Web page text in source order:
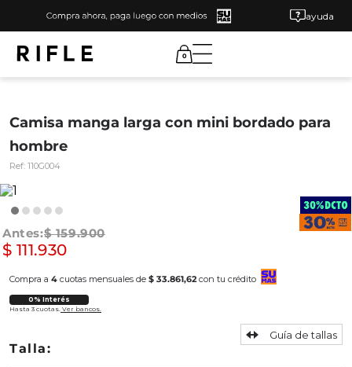
ayuda
0
Camisa manga larga con mini bordado para
hombre
Ref: 110G004
$ 159.900
$ 111.930
Compra a 4 cuotas mensuales de $ 33.861,62 con tu crédito
0% Interés
Hasta 3 cuotas. Ver bancos.
Guía de tallas